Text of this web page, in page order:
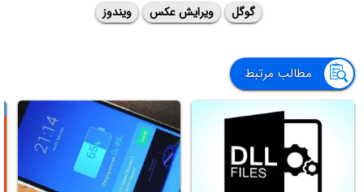
گوگل
ویرایش عکس ویندوز
مطالب مرتبط